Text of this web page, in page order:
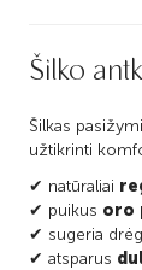
Šilko
Šilkas
užtikrinti
✔ natūraliai
✔ puikus oro
✔ sugeria
✔ atsparus